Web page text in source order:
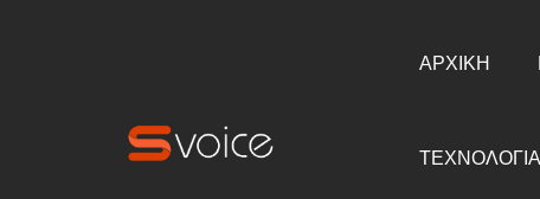
ΑΡΧΙΚΗ
ΤΕΧΝΟΛΟΓΙΑ